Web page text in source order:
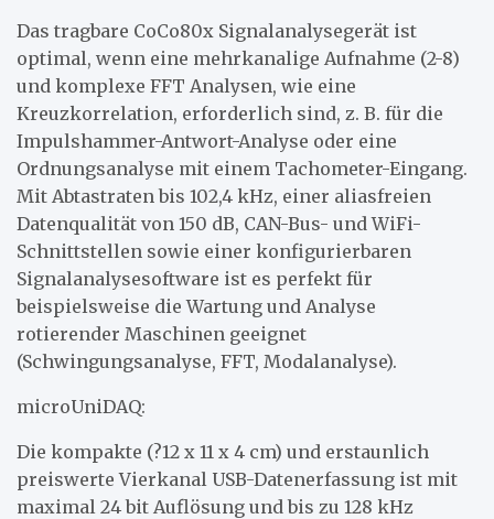
Das tragbare CoCo80x Signalanalysegerät ist
optimal, wenn eine mehrkanalige Aufnahme (2-8)
und komplexe FFT Analysen, wie eine
Kreuzkorrelation, erforderlich sind, z. B. für die
Impulshammer-Antwort-Analyse oder eine
Ordnungsanalyse mit einem Tachometer-Eingang.
Mit Abtastraten bis 102,4 kHz, einer aliasfreien
Datenqualität von 150 dB, CAN-Bus- und WiFi-
Schnittstellen sowie einer konfigurierbaren
Signalanalysesoftware ist es perfekt für
beispielsweise die Wartung und Analyse
rotierender Maschinen geeignet
(Schwingungsanalyse, FFT, Modalanalyse).
microUniDAQ:
Die kompakte (?12 x 11 x 4 cm) und erstaunlich
preiswerte Vierkanal USB-Datenerfassung ist mit
maximal 24 bit Auflösung und bis zu 128 kHz